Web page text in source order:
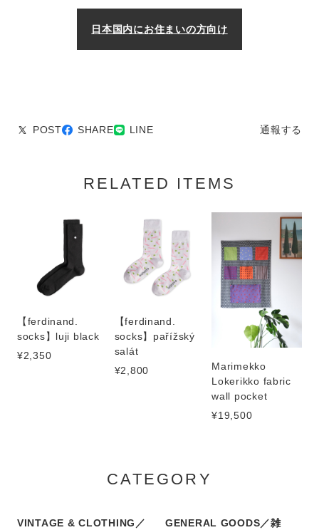
日本国内にお住まいの方向け
POST SHARE LINE 通報する
RELATED ITEMS
【ferdinand.
socks】luji black
¥2,350
【ferdinand.
socks】pařížský
salát
¥2,800
Marimekko
Lokerikko fabric
wall pocket
¥19,500
CATEGORY
VINTAGE & CLOTHING／
GENERAL GOODS／雑